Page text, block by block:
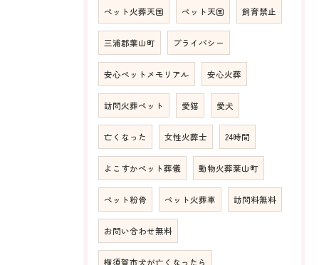
ペット火葬天国 ペット天国 飼育禁止
三浦郡葉山町 プライバシー
安心ペットメモリアル 安心火葬
訪問火葬ペット 愛猫 愛犬
亡くなった 女性火葬士 24時間
よこすかペット葬儀 動物火葬葉山町
ペット粉骨 ペット火葬車 訪問料無料
お問い合わせ無料
横須賀市犬が亡くなったら